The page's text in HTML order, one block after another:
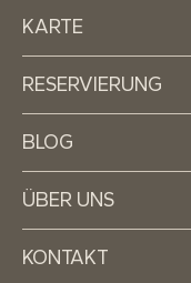
KARTE
RESERVIERUNG
BLOG
ÜBER UNS
KONTAKT